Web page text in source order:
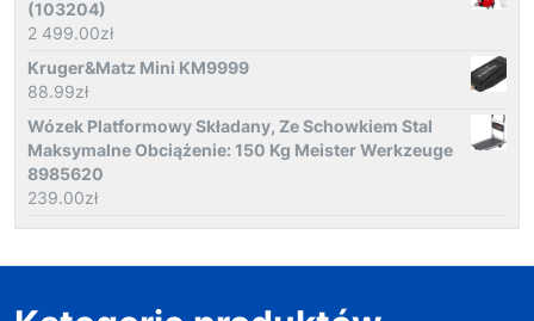
(103204)
2 499.00zł
Kruger&Matz Mini KM9999
88.99zł
Wózek Platformowy Składany, Ze Schowkiem Stal
Maksymalne Obciążenie: 150 Kg Meister Werkzeuge
8985620
239.00zł